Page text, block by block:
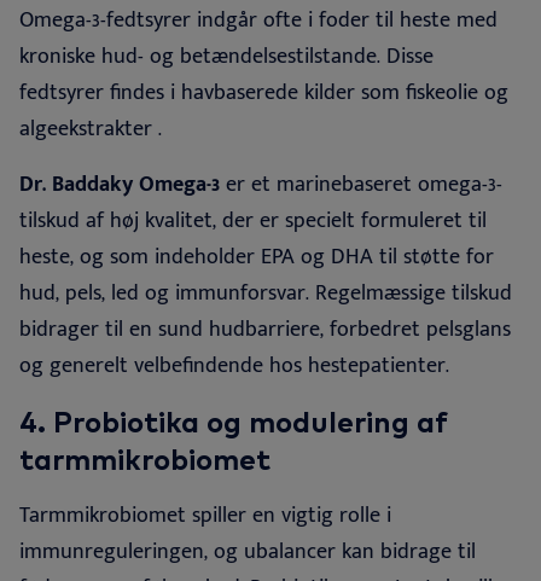
Omega-3-fedtsyrer indgår ofte i foder til heste med
kroniske hud- og betændelsestilstande. Disse
fedtsyrer findes i havbaserede kilder som fiskeolie og
algeekstrakter.
Dr. Baddaky Omega-3er et marinebaseret omega-3-
tilskud af høj kvalitet, der er specielt formuleret til
heste, og som indeholder EPA og DHA til støtte for
hud, pels, led og immunforsvar. Regelmæssige tilskud
bidrager til en sund hudbarriere, forbedret pelsglans
og generelt velbefindende hos hestepatienter.
4. Probiotika og modulering af
tarmmikrobiomet
Tarmmikrobiomet spiller en vigtig rolle i
immunreguleringen, og ubalancer kan bidrage til